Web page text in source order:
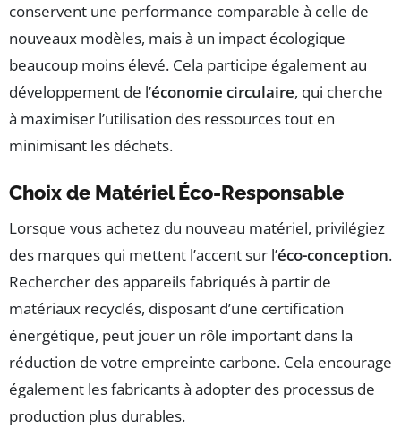
conservent une performance comparable à celle de
nouveaux modèles, mais à un impact écologique
beaucoup moins élevé. Cela participe également au
développement de l’économie circulaire, qui cherche
à maximiser l’utilisation des ressources tout en
minimisant les déchets.
Choix de Matériel Éco-Responsable
Lorsque vous achetez du nouveau matériel, privilégiez
des marques qui mettent l’accent sur l’éco-conception.
Rechercher des appareils fabriqués à partir de
matériaux recyclés, disposant d’une certification
énergétique, peut jouer un rôle important dans la
réduction de votre empreinte carbone. Cela encourage
également les fabricants à adopter des processus de
production plus durables.